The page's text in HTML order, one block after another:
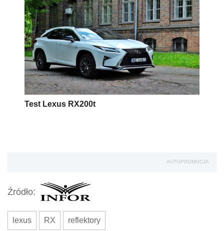
Test Lexus RX200t
AUTOPROMOCJA
Źródło:
lexus RX reflektory